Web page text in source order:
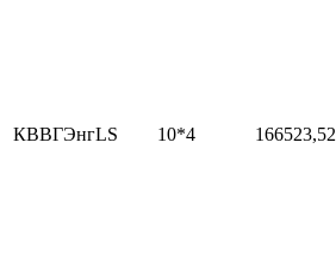
КВВГЭнгLS 10*4 166523,52